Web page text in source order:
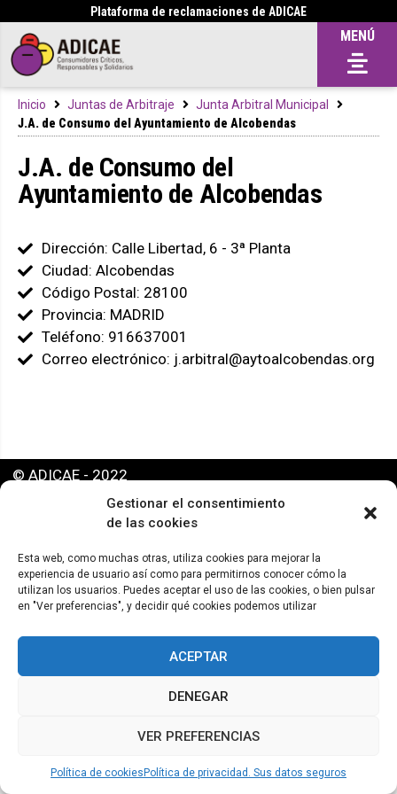
Gestionar el consentimiento
de las cookies
Esta web, como muchas otras, utiliza cookies para mejorar la
experiencia de usuario así como para permitirnos conocer cómo la
utilizan los usuarios. Puedes aceptar el uso de las cookies, o bien pulsar
en "Ver preferencias", y decidir qué cookies podemos utilizar
ACEPTAR
DENEGAR
VER PREFERENCIAS
Política de cookies Política de privacidad. Sus datos seguros
Plataforma de reclamaciones de ADICAE
MENÚ
Inicio Juntas de Arbitraje
Junta Arbitral Municipal
J.A. de Consumo del Ayuntamiento de Alcobendas
J.A. de Consumo del
Ayuntamiento de Alcobendas
Dirección: Calle Libertad, 6 - 3ª Planta
Ciudad: Alcobendas
Código Postal: 28100
Provincia: MADRID
Teléfono: 916637001
Correo electrónico: j.arbitral@aytoalcobendas.org
© ADICAE - 2022